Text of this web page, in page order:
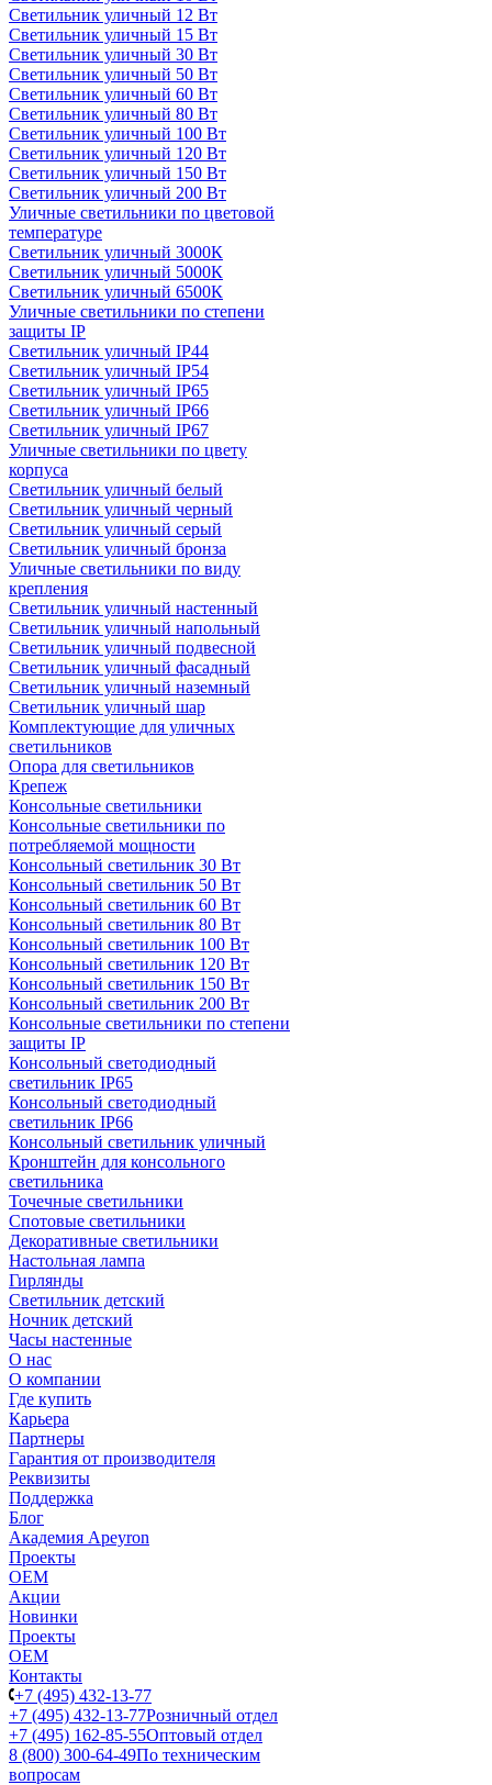
Светильник уличный 12 Вт
Светильник уличный 15 Вт
Светильник уличный 30 Вт
Светильник уличный 50 Вт
Светильник уличный 60 Вт
Светильник уличный 80 Вт
Светильник уличный 100 Вт
Светильник уличный 120 Вт
Светильник уличный 150 Вт
Светильник уличный 200 Вт
Уличные светильники по цветовой
температуре
Cветильник уличный 3000К
Cветильник уличный 5000К
Cветильник уличный 6500К
Уличные светильники по степени
защиты IP
Светильник уличный IP44
Светильник уличный IP54
Светильник уличный IP65
Светильник уличный IP66
Светильник уличный IP67
Уличные светильники по цвету
корпуса
Светильник уличный белый
Светильник уличный черный
Светильник уличный серый
Светильник уличный бронза
Уличные светильники по виду
крепления
Светильник уличный настенный
Светильник уличный напольный
Светильник уличный подвесной
Светильник уличный фасадный
Светильник уличный наземный
Cветильник уличный шар
Комплектующие для уличных
светильников
Опора для светильников
Крепеж
Консольные светильники
Консольные светильники по
потребляемой мощности
Консольный светильник 30 Вт
Консольный светильник 50 Вт
Консольный светильник 60 Вт
Консольный светильник 80 Вт
Консольный светильник 100 Вт
Консольный светильник 120 Вт
Консольный светильник 150 Вт
Консольный светильник 200 Вт
Консольные светильники по степени
защиты IP
Консольный светодиодный
светильник IP65
Консольный светодиодный
светильник IP66
Консольный светильник уличный
Кронштейн для консольного
светильника
Точечные светильники
Спотовые светильники
Декоративные светильники
Настольная лампа
Гирлянды
Светильник детский
Ночник детский
Часы настенные
О нас
О компании
Где купить
Карьера
Партнеры
Гарантия от производителя
Реквизиты
Поддержка
Блог
Академия Apeyron
Проекты
ОЕМ
Акции
Новинки
Проекты
ОЕМ
Контакты
+7 (495) 432-13-77
+7 (495) 432-13-77Розничный отдел
+7 (495) 162-85-55Оптовый отдел
8 (800) 300-64-49По техническим
вопросам